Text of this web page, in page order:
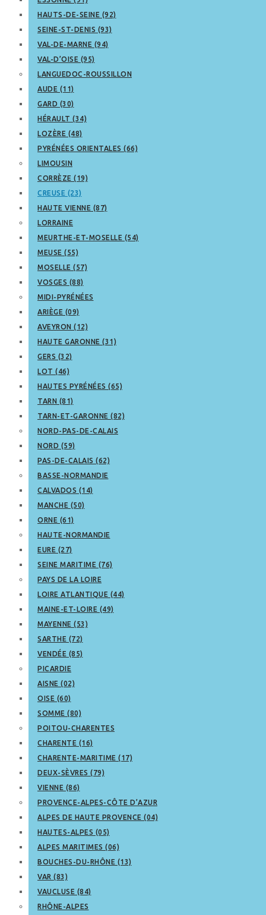
HAUTS-DE-SEINE (92)
SEINE-ST-DENIS (93)
VAL-DE-MARNE (94)
VAL-D’OISE (95)
LANGUEDOC-ROUSSILLON
AUDE (11)
GARD (30)
HÉRAULT (34)
LOZÈRE (48)
PYRÉNÉES ORIENTALES (66)
LIMOUSIN
CORRÈZE (19)
CREUSE (23)
HAUTE VIENNE (87)
LORRAINE
MEURTHE-ET-MOSELLE (54)
MEUSE (55)
MOSELLE (57)
VOSGES (88)
MIDI-PYRÉNÉES
ARIÈGE (09)
AVEYRON (12)
HAUTE GARONNE (31)
GERS (32)
LOT (46)
HAUTES PYRÉNÉES (65)
TARN (81)
TARN-ET-GARONNE (82)
NORD-PAS-DE-CALAIS
NORD (59)
PAS-DE-CALAIS (62)
BASSE-NORMANDIE
CALVADOS (14)
MANCHE (50)
ORNE (61)
HAUTE-NORMANDIE
EURE (27)
SEINE MARITIME (76)
PAYS DE LA LOIRE
LOIRE ATLANTIQUE (44)
MAINE-ET-LOIRE (49)
MAYENNE (53)
SARTHE (72)
VENDÉE (85)
PICARDIE
AISNE (02)
OISE (60)
SOMME (80)
POITOU-CHARENTES
CHARENTE (16)
CHARENTE-MARITIME (17)
DEUX-SÈVRES (79)
VIENNE (86)
PROVENCE-ALPES-CÔTE D’AZUR
ALPES DE HAUTE PROVENCE (04)
HAUTES-ALPES (05)
ALPES MARITIMES (06)
BOUCHES-DU-RHÔNE (13)
VAR (83)
VAUCLUSE (84)
RHÔNE-ALPES